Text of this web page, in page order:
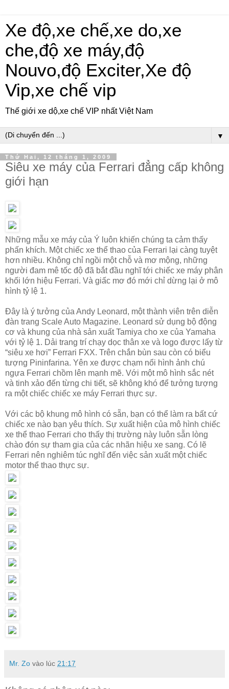
Xe độ,xe chế,xe do,xe
che,độ xe máy,độ
Nouvo,độ Exciter,Xe độ
Vip,xe chế vip
Thế giới xe dộ,xe chế VIP nhất Việt Nam
▼
Thứ Hai, 12 tháng 1, 2009
Siêu xe máy của Ferrari đẳng cấp không
giới hạn
Những mẫu xe máy của Ý luôn khiến chúng ta cảm thấy
phấn khích. Một chiếc xe thể thao của Ferrari lại càng tuyệt
hơn nhiều. Không chỉ ngồi một chỗ và mơ mộng, những
người đam mê tốc độ đã bắt đầu nghĩ tới chiếc xe máy phân
khối lớn hiệu Ferrari. Và giấc mơ đó mới chỉ dừng lại ở mô
hình tỷ lệ 1.
Đây là ý tưởng của Andy Leonard, một thành viên trên diễn
đàn trang Scale Auto Magazine. Leonard sử dụng bộ động
cơ và khung của nhà sản xuất Tamiya cho xe của Yamaha
với tỷ lệ 1. Dải trang trí chạy dọc thân xe và logo được lấy từ
“siêu xe hơi” Ferrari FXX. Trên chắn bùn sau còn có biểu
tượng Pininfarina. Yên xe được chạm nổi hình ảnh chú
ngựa Ferrari chồm lên mạnh mẽ. Với một mô hình sắc nét
và tinh xảo đến từng chi tiết, sẽ không khó để tưởng tượng
ra một chiếc chiếc xe máy Ferrari thực sự.
Với các bộ khung mô hình có sẵn, bạn có thể làm ra bất cứ
chiếc xe nào bạn yêu thích. Sự xuất hiện của mô hình chiếc
xe thể thao Ferrari cho thấy thị trường này luôn sẵn lòng
chào đón sự tham gia của các nhãn hiệu xe sang. Có lẽ
Ferrari nên nghiêm túc nghĩ đến việc sản xuất một chiếc
motor thể thao thực sự.
Mr. Zo vào lúc 21:17